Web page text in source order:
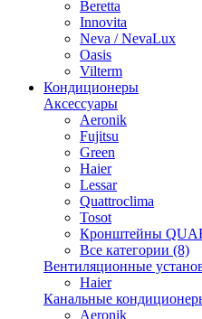
Beretta
Innovita
Neva / NevaLux
Oasis
Vilterm
Кондиционеры
Аксессуары
Aeronik
Fujitsu
Green
Haier
Lessar
Quattroclima
Tosot
Кронштейны
Все категории (8)
Вентиляционные
Haier
Канальные
Aeronik